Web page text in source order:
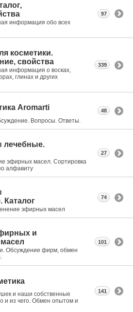
информация обо всех
97
косметики.
свойства
информация о восках,
глинах и других
339
Aromarti
Вопросы. Ответы.
48
лечебные.
эфирных масел. Сортировка
алфавиту
27
Каталог
эфирных масел
74
и
Обсуждение фирм, обмен
101
и наши собственные
и из чего. Обмен опытом и
141